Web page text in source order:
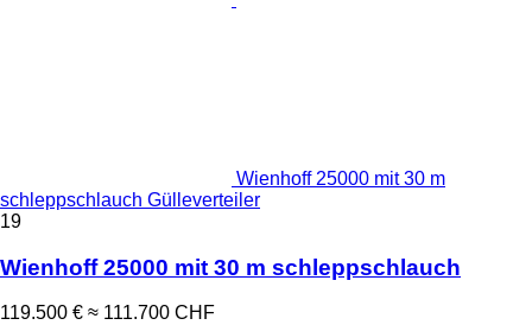
Wienhoff 25000 mit 30 m
schleppschlauch Gülleverteiler
19
Wienhoff 25000 mit 30 m schleppschlauch
119.500 € ≈ 111.700 CHF